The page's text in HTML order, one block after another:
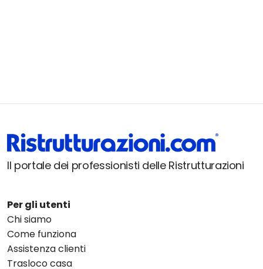
Il portale dei professionisti delle Ristrutturazioni
Per gli utenti
Chi siamo
Come funziona
Assistenza clienti
Trasloco casa